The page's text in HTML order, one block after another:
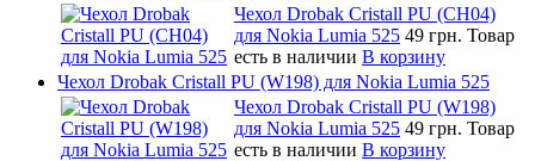
Чехол Drobak Cristall PU (CH04)
для Nokia Lumia 525 49 грн. Товар
есть в наличии В корзину
Чехол Drobak Cristall PU (W198) для Nokia Lumia 525
Чехол Drobak Cristall PU (W198)
для Nokia Lumia 525 49 грн. Товар
есть в наличии В корзину